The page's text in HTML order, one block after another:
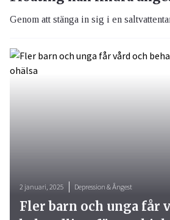
Genom att stänga in sig i en
2 januari, 2025 Depression & Ångest
Fler barn och unga får